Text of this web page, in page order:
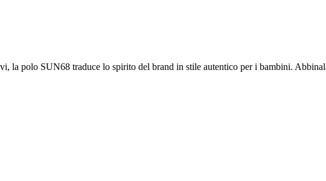
la polo SUN68 traduce lo spirito del brand in stile autentico per i bambini.